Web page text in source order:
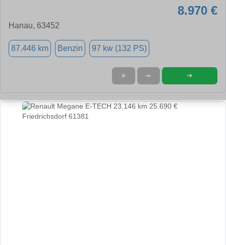
8.970 €
Hanau, 63452
87.446 km Benzin 97 kw (132 PS)
★ ➦ ➜